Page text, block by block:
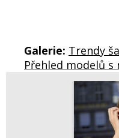
Galerie: Trendy
Přehled modelů s